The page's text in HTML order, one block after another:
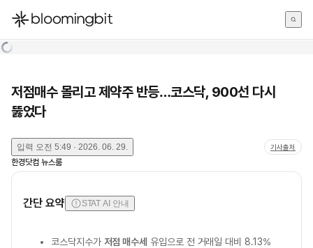
한국어
저점매수 몰리고 제약주 반등…코스닥, 900선 다시
뚫었다
입력 오전 5:49 · 2026. 06. 29. 기사출처
한경닷컴 뉴스룸
간단 요약 STAT AI 안내
코스닥지수가 저점 매수세
유입으로 전 거래일 대비 8.13%